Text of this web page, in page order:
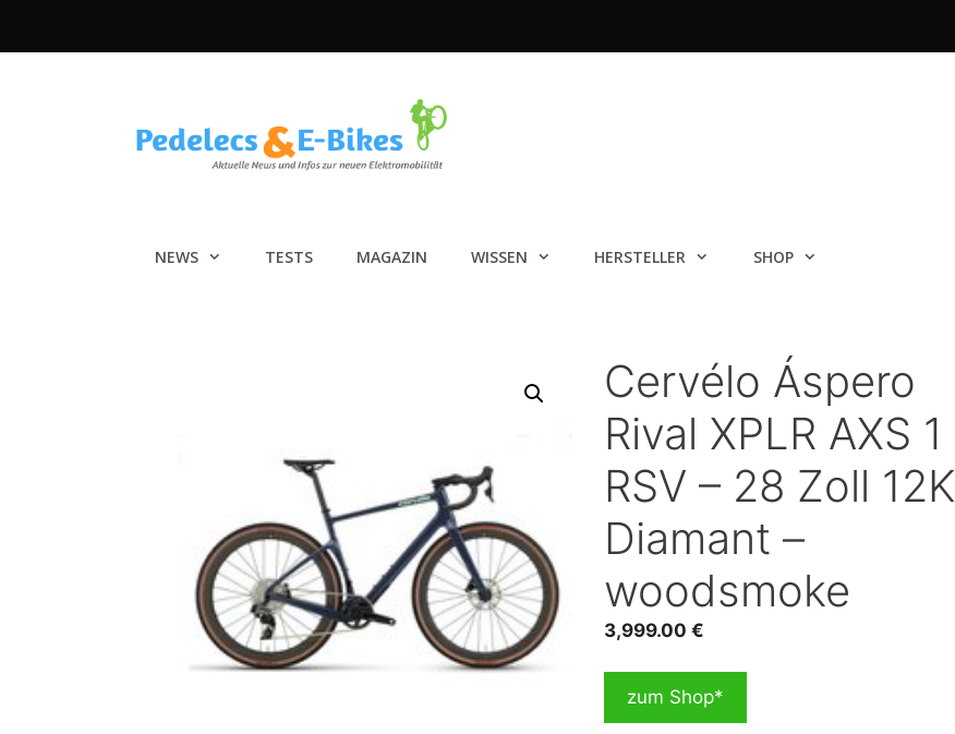
NEWS TESTS MAGAZIN WISSEN HERSTELLER SHOP
Cervélo Áspero
Rival XPLR AXS 1
RSV – 28 Zoll 12K
Diamant –
woodsmoke
3,999.00 €
zum Shop*